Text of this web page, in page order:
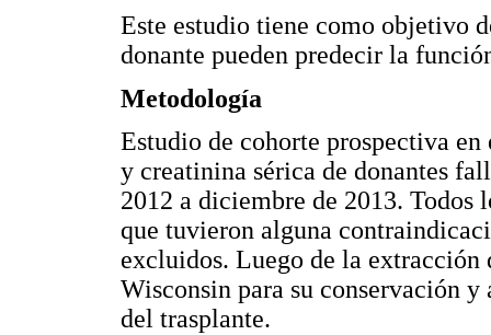
Este estudio tiene como objetivo
donante pueden predecir la
Metodología
Estudio de cohorte prospectiva
y creatinina sérica de donantes
2012 a diciembre de 2013. Todos
que tuvieron alguna
excluidos. Luego de la
Wisconsin para su conservación
del trasplante.